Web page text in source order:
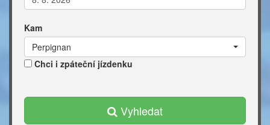
Kam
Perpignan
Chci i zpáteční jízdenku
Vyhledat